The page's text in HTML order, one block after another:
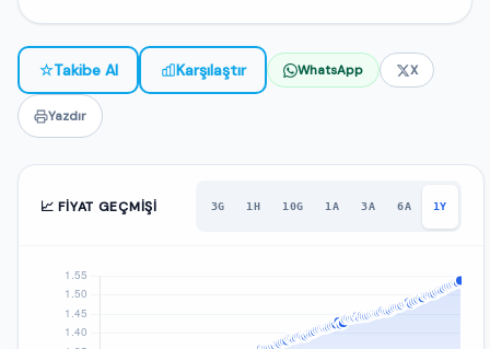
☆Takibe Al Karşılaştır WhatsApp X
Yazdır
📈 FIYAT GEÇMIŞI 3G 1H 10G 1A 3A 6A 1Y